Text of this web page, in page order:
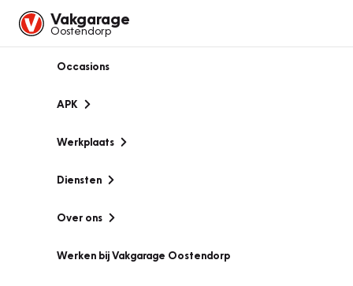
Vakgarage
Oostendorp
Occasions
APK
Werkplaats
Diensten
Over ons
Werken bij Vakgarage Oostendorp